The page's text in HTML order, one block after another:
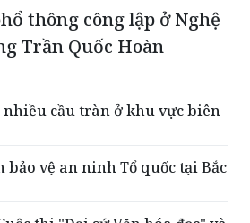
thông công lập ở Nghệ
Trần Quốc Hoàn
cầu tràn ở khu vực biên
bảo vệ an ninh Tổ quốc tại Bắc